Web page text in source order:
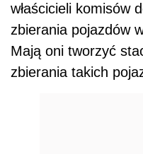
właścicieli komisów
zbierania pojazdów
Mają oni tworzyć
zbierania takich